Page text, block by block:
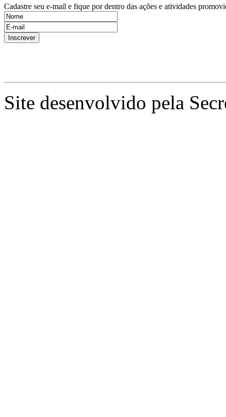
Cadastre seu e-mail e fique por dentro das ações e atividades
Site desenvolvido pela